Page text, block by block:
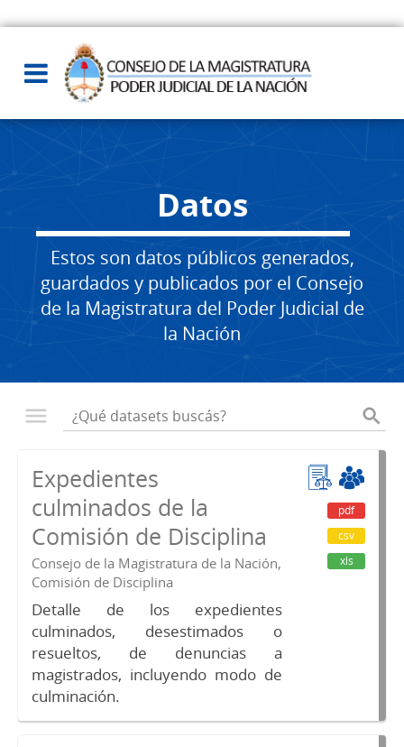
Datos
Estos son datos públicos generados,
guardados y publicados por el Consejo
de la Magistratura del Poder Judicial de
la Nación
Expedientes
culminados de la
Comisión de Disciplina
Consejo de la Magistratura de la Nación,
Comisión de Disciplina
Detalle de los expedientes
culminados, desestimados o
resueltos, de denuncias a
magistrados, incluyendo modo de
culminación.
pdf
csv
xls